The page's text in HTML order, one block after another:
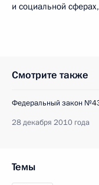
и социальной
Смотрите также
Федеральный закон
28 декабря 2010 года
Темы